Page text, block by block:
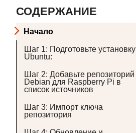
СОДЕРЖАНИЕ
Начало
Шаг 1: Подготовьте установку
Ubuntu:
Шаг 2: Добавьте репозиторий
Debian для Raspberry Pi в
список источников
Шаг 3: Импорт ключа
репозитория